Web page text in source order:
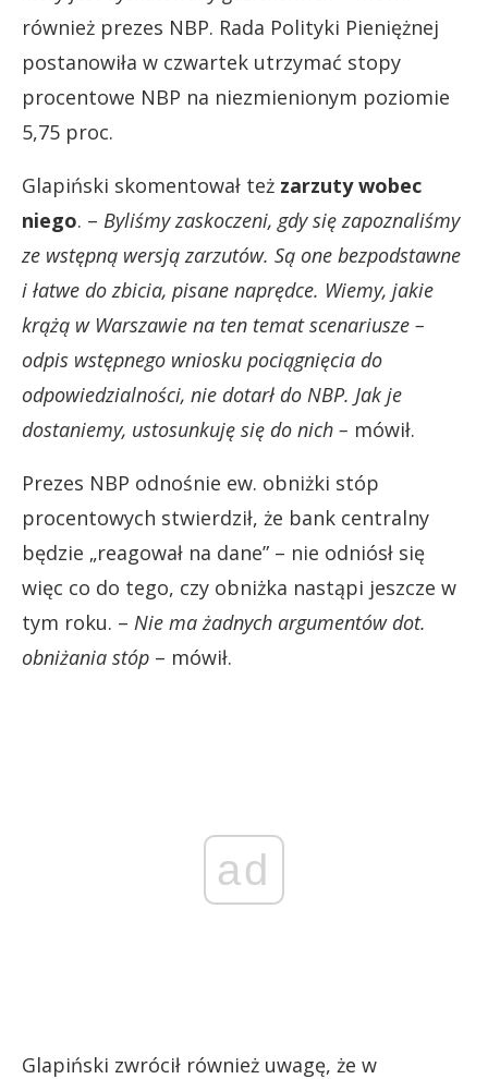
również prezes NBP. Rada Polityki Pieniężnej
postanowiła w czwartek utrzymać stopy
procentowe NBP na niezmienionym poziomie
5,75 proc.
Glapiński skomentował też zarzuty wobec
niego. – Byliśmy zaskoczeni, gdy się zapoznaliśmy
ze wstępną wersją zarzutów. Są one bezpodstawne
i łatwe do zbicia, pisane naprędce. Wiemy, jakie
krążą w Warszawie na ten temat scenariusze –
odpis wstępnego wniosku pociągnięcia do
odpowiedzialności, nie dotarł do NBP. Jak je
dostaniemy, ustosunkuję się do nich – mówił.
Prezes NBP odnośnie ew. obniżki stóp
procentowych stwierdził, że bank centralny
będzie „reagował na dane” – nie odniósł się
więc co do tego, czy obniżka nastąpi jeszcze w
tym roku. – Nie ma żadnych argumentów dot.
obniżania stóp – mówił.
ad
Glapiński zwrócił również uwagę, że w